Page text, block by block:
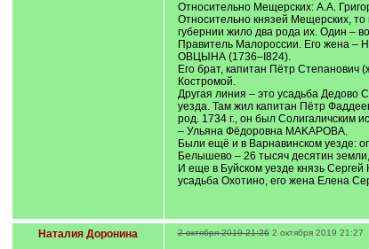
Относительно Мещерских: А.А.
Относительно князей Мещерских, то
губернии жило два рода их. Один –
Правитель Малороссии. Его жена –
ОВЦЫНА (1736–I824).
Его брат, капитан Пётр
Костромой.
Другая линия – это усадьба Дедово
уезда. Там жил капитан Пётр
род. 1734 г., он был Солигаличским
– Ульяна Фёдоровна MAKAРОВА.
Были ещё и в Варнавинском уезде:
Белышево – 26 тысяч десятин
И еще в Буйском уезде князь Сергей
усадьба Охотино, его жена Елена
Наталия Доронина 2 октября 2019 21:26 2 октября 2019 21:27